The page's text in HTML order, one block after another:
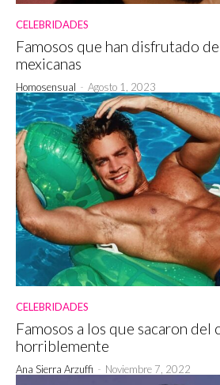
CELEBRIDADES
Famosos que han disfrutado
mexicanas
Homosensual - Agosto 1, 2023
CELEBRIDADES
Famosos a los que sacaron del
horriblemente
Ana Sierra Arzuffi - Noviembre 7, 2022